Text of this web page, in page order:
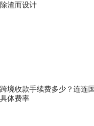
渣而设计
境收款手续费多少？连连
体费率